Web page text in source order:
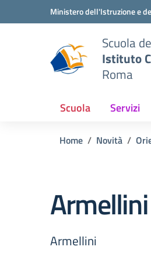
Vai ai contenuti
Vai al menu di navigazione
Ministero dell'Istruzione e
Scuola
Istituto
Roma
Scuola Servizi
Home Novità
Armellini
Armellini